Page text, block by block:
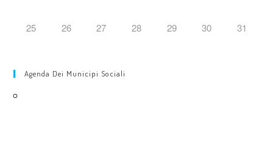
25 26 27 28 29 30 31
Agenda Dei Municipi Sociali